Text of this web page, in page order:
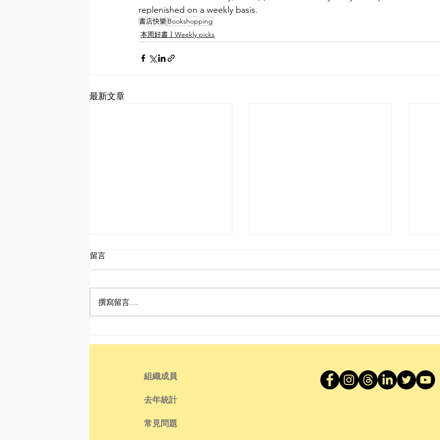
replenished on a weekly basis.
書店快樂 Bookshopping
本周好書〡Weekly picks
最新文章
Unto Death
Socrates
留言
撰寫留言......
組織成員
去年統計
常見問題